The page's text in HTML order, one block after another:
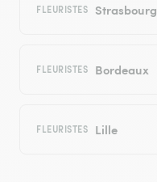
FLEURISTES Strasbourg
FLEURISTES Bordeaux
FLEURISTES Lille